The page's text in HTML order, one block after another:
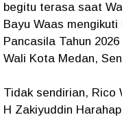
begitu terasa saat
Bayu Waas
Pancasila Tahun
Wali Kota Medan,
Tidak sendirian, Rico
H Zakiyuddin